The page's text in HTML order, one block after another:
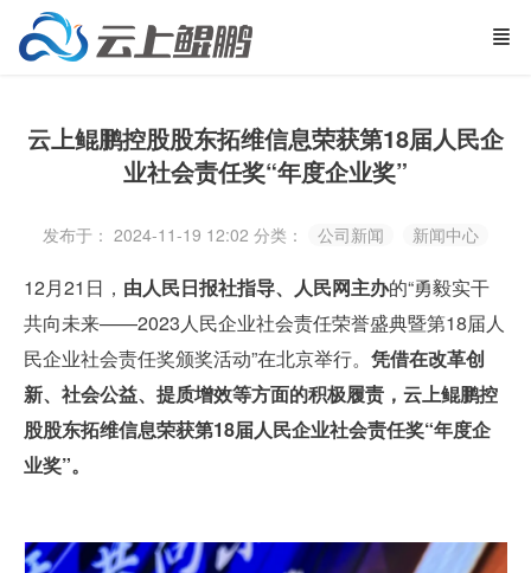
云上鲲鹏控股股东拓维信息荣获第18届人民企
业社会责任奖“年度企业奖”
发布于： 2024-11-19 12:02 分类： 公司新闻 新闻中心
12月21日， 由人民日报社指导、人民网主办的“勇毅实干
共向未来——2023人民企业社会责任荣誉盛典暨第18届人
民企业社会责任奖颁奖活动”在北京举行。 凭借在改革创
新、社会公益、提质增效等方面的积极履责，云上鲲鹏控
股股东拓维信息荣获第18届人民企业社会责任奖“年度企
业奖”。